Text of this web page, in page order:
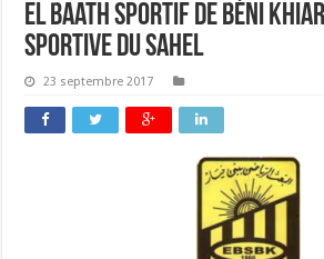
El Baath Sportif de Béni
Sportive du Sahel
23 septembre 2017